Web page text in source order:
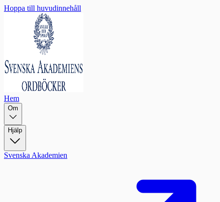
Hoppa till huvudinnehåll
Hem
Om
Hjälp
Svenska Akademien